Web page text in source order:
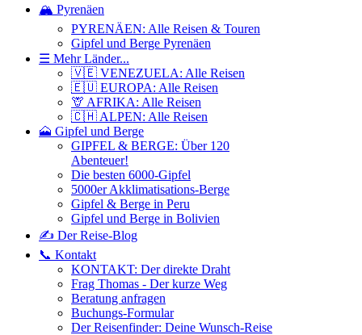
🏔️ Pyrenäen
PYRENÄEN: Alle Reisen & Touren
Gipfel und Berge Pyrenäen
☰ Mehr Länder...
🇻🇪 VENEZUELA: Alle Reisen
🇪🇺 EUROPA: Alle Reisen
🦒 AFRIKA: Alle Reisen
🇨🇭 ALPEN: Alle Reisen
🗻 Gipfel und Berge
GIPFEL & BERGE: Über 120
Abenteuer!
Die besten 6000-Gipfel
5000er Akklimatisations-Berge
Gipfel & Berge in Peru
Gipfel und Berge in Bolivien
✍️ Der Reise-Blog
📞 Kontakt
KONTAKT: Der direkte Draht
Frag Thomas - Der kurze Weg
Beratung anfragen
Buchungs-Formular
Der Reisenfinder: Deine Wunsch-Reise